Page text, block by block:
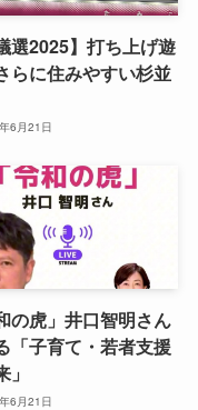
選2025】打ち上げ遊
らに住みやすい杉並
6月21日
の虎」井口智明さん
「子育て・若者支援
6月21日